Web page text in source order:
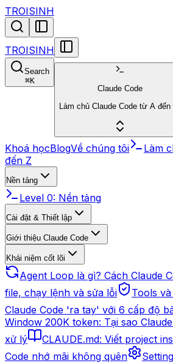
TROISINH
TROISINH
Search
⌘K
Claude Code
Làm chủ Claude Code từ A đến
Khoá họcBlogVề chúng tôi
Làm
đến Z
Nền tảng
Level 0: Nền tảng
Cài đặt & Thiết lập
Giới thiệu Claude Code
Khái niệm cốt lõi
Agent Loop là gì? Cách Claude
file, chạy lệnh và sửa lỗi
Tools
Claude Code 'ra tay' với 6 cấp độ
Window 200K token: Tại sao
xử lý
CLAUDE.md: Viết project
Code nhớ mãi không quên